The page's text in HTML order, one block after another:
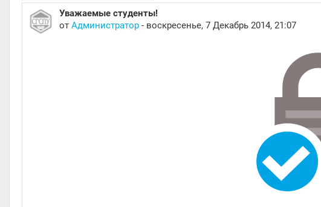
Уважаемые студенты!
от Администратор - воскресенье, 7 Декабрь 2014, 21:07
Количество ответов: 0